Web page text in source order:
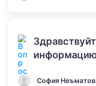
информацию
София